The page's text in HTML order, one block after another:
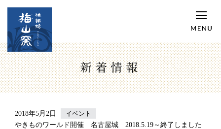
新着情報
2018年5月2日
イベント
やきものワールド開催 名古屋城 2018.5.19～終了しました